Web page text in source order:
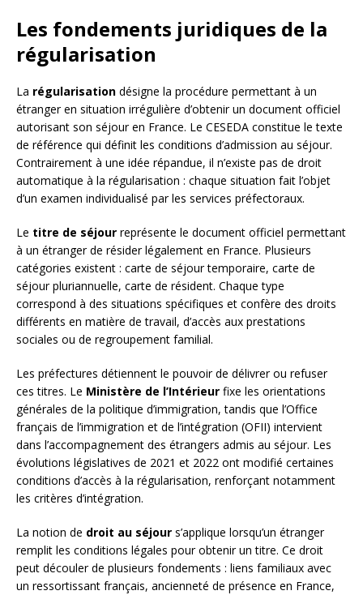
Les fondements juridiques de la
régularisation
La régularisation désigne la procédure permettant à un
étranger en situation irrégulière d’obtenir un document officiel
autorisant son séjour en France. Le CESEDA constitue le texte
de référence qui définit les conditions d’admission au séjour.
Contrairement à une idée répandue, il n’existe pas de droit
automatique à la régularisation : chaque situation fait l’objet
d’un examen individualisé par les services préfectoraux.
Le titre de séjour représente le document officiel permettant
à un étranger de résider légalement en France. Plusieurs
catégories existent : carte de séjour temporaire, carte de
séjour pluriannuelle, carte de résident. Chaque type
correspond à des situations spécifiques et confère des droits
différents en matière de travail, d’accès aux prestations
sociales ou de regroupement familial.
Les préfectures détiennent le pouvoir de délivrer ou refuser
ces titres. Le Ministère de l’Intérieur fixe les orientations
générales de la politique d’immigration, tandis que l’Office
français de l’immigration et de l’intégration (OFII) intervient
dans l’accompagnement des étrangers admis au séjour. Les
évolutions législatives de 2021 et 2022 ont modifié certaines
conditions d’accès à la régularisation, renforçant notamment
les critères d’intégration.
La notion de droit au séjour s’applique lorsqu’un étranger
remplit les conditions légales pour obtenir un titre. Ce droit
peut découler de plusieurs fondements : liens familiaux avec
un ressortissant français, ancienneté de présence en France,